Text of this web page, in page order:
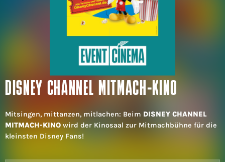
DISNEY CHANNEL MITMACH-KINO
Mitsingen, mittanzen, mitlachen: Beim DISNEY CHANNEL
MITMACH-KINO wird der Kinosaal zur Mitmachbühne für die
kleinsten Disney Fans!